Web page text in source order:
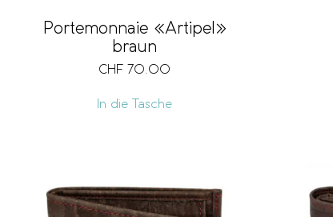
Portemonnaie «Artipel»
braun
CHF 70.00
In die Tasche